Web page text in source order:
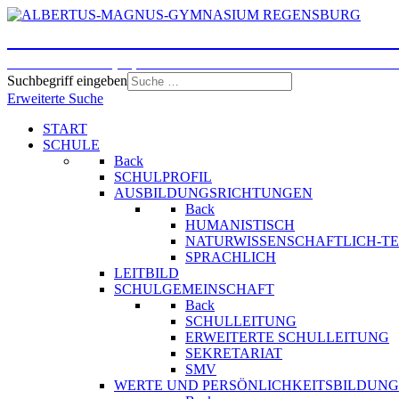
Suchbegriff eingeben
Erweiterte Suche
START
SCHULE
Back
SCHULPROFIL
AUSBILDUNGSRICHTUNGEN
Back
HUMANISTISCH
NATURWISSENSCHAFTLICH-
SPRACHLICH
LEITBILD
SCHULGEMEINSCHAFT
Back
SCHULLEITUNG
ERWEITERTE SCHULLEITUNG
SEKRETARIAT
SMV
WERTE UND PERSÖNLICHKEITSBILDUNG